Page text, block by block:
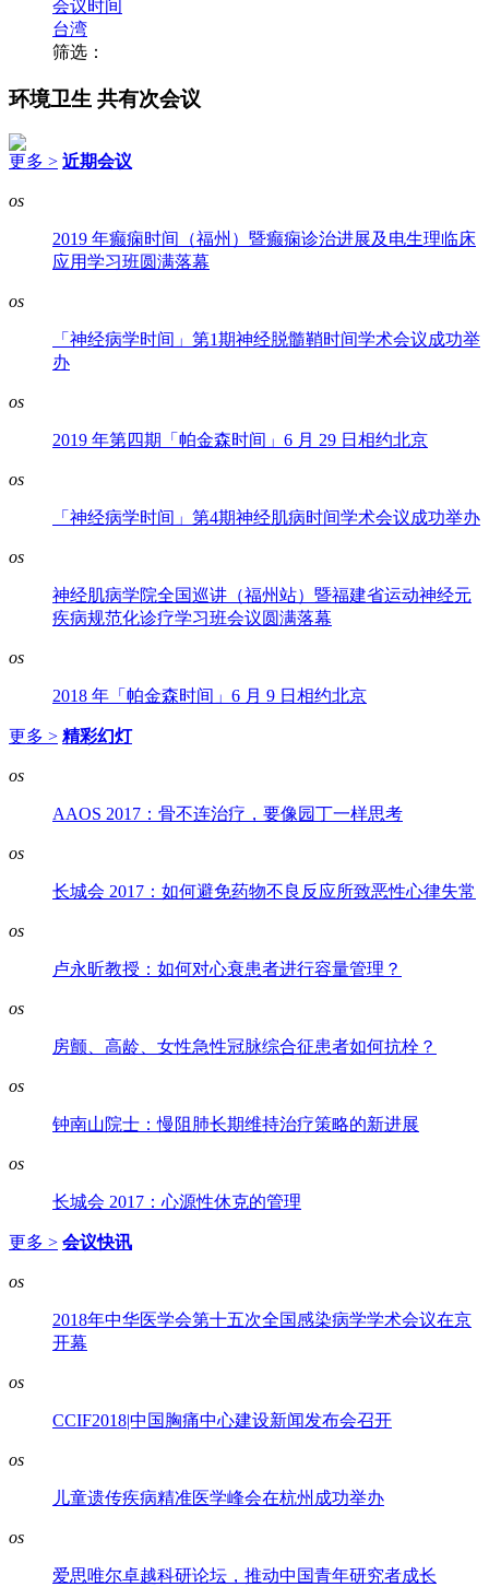
会议时间
台湾
筛选：
环境卫生 共有次会议
更多 > 近期会议
os
2019 年癫痫时间（福州）暨癫痫诊治进展及电生理临床
应用学习班圆满落幕
os
「神经病学时间」第1期神经脱髓鞘时间学术会议成功举
办
os
2019 年第四期「帕金森时间」6 月 29 日相约北京
os
「神经病学时间」第4期神经肌病时间学术会议成功举办
os
神经肌病学院全国巡讲（福州站）暨福建省运动神经元
疾病规范化诊疗学习班会议圆满落幕
os
2018 年「帕金森时间」6 月 9 日相约北京
更多 > 精彩幻灯
os
AAOS 2017：骨不连治疗，要像园丁一样思考
os
长城会 2017：如何避免药物不良反应所致恶性心律失常
os
卢永昕教授：如何对心衰患者进行容量管理？
os
房颤、高龄、女性急性冠脉综合征患者如何抗栓？
os
钟南山院士：慢阻肺长期维持治疗策略的新进展
os
长城会 2017：心源性休克的管理
更多 > 会议快讯
os
2018年中华医学会第十五次全国感染病学学术会议在京
开幕
os
CCIF2018|中国胸痛中心建设新闻发布会召开
os
儿童遗传疾病精准医学峰会在杭州成功举办
os
爱思唯尔卓越科研论坛，推动中国青年研究者成长